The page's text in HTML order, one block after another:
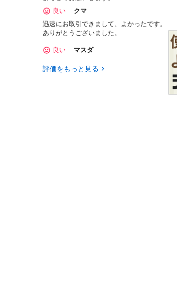
良い
クマ
迅速にお取引できまして、よかったです。
ありがとうございました。
良い マスダ
評価をもっと見る